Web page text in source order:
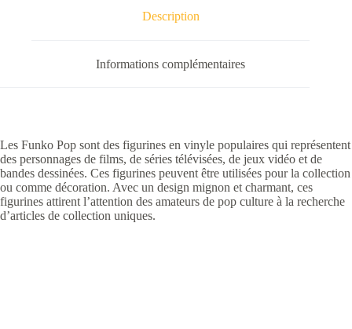
Description
Informations complémentaires
Les Funko Pop sont des figurines en vinyle populaires qui représentent
des personnages de films, de séries télévisées, de jeux vidéo et de
bandes dessinées. Ces figurines peuvent être utilisées pour la collection
ou comme décoration. Avec un design mignon et charmant, ces
figurines attirent l’attention des amateurs de pop culture à la recherche
d’articles de collection uniques.